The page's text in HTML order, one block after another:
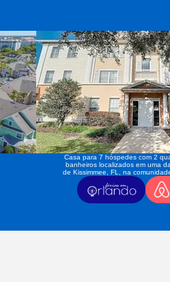
Casa para 7 hóspedes com 2
banheiros localizados em uma
de Kissimmee, FL, na